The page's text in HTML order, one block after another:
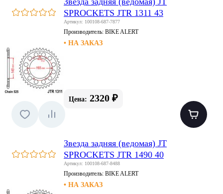
SPROCKETS JTR 1311 43
Артикул: 100108-687-7877
Производитель: BIKE ALERT
• НА ЗАКАЗ
Цена: 2320 ₽
Звезда задняя (ведомая) JT
SPROCKETS JTR 1490 40
Артикул: 100108-687-8488
Производитель: BIKE ALERT
• НА ЗАКАЗ